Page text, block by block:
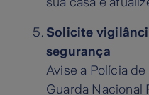
Solicite
segurança
Avise a Polícia
Guarda Nacional